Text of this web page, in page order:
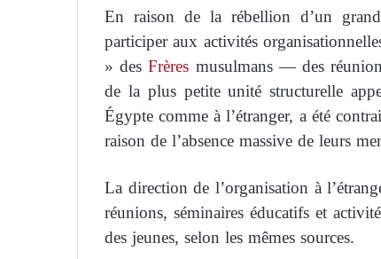
En raison de la rébellion d’un
participer aux activités
» desFrères musulmans — des
de la plus petite unité structurelle
Égypte comme à l’étranger, a été
raison de l’absence massive de leurs
La direction de l’organisation à
réunions, séminaires éducatifs et
des jeunes, selon les mêmes sources.